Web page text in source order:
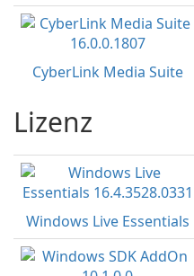
CyberLink Media Suite
Lizenz
Windows Live Essentials